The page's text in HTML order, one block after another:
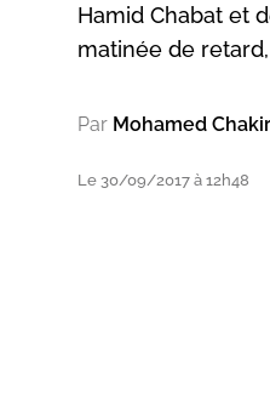
Hamid Chabat et
matinée de
Par Mohamed
Le 30/09/2017 à 12h48